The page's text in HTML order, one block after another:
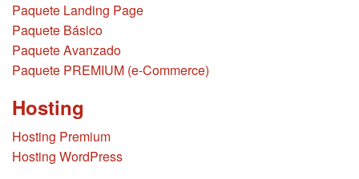
Paquete Landing Page
Paquete Básico
Paquete Avanzado
Paquete PREMIUM (e-Commerce)
Hosting
Hosting Premium
Hosting WordPress